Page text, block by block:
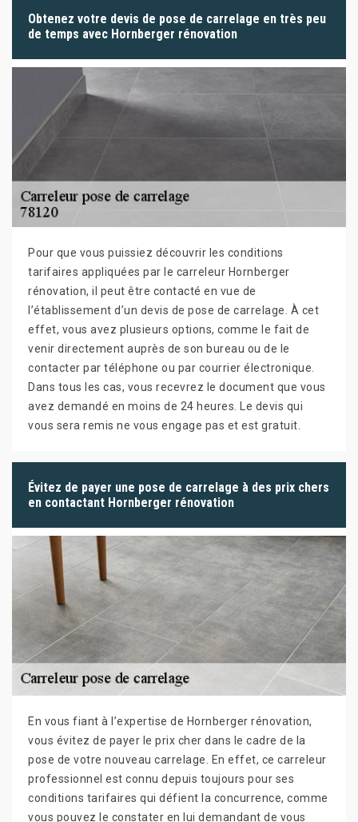
Obtenez votre devis de pose de carrelage en très peu
de temps avec Hornberger rénovation
Pour que vous puissiez découvrir les conditions
tarifaires appliquées par le carreleur Hornberger
rénovation, il peut être contacté en vue de
l’établissement d’un devis de pose de carrelage. À cet
effet, vous avez plusieurs options, comme le fait de
venir directement auprès de son bureau ou de le
contacter par téléphone ou par courrier électronique.
Dans tous les cas, vous recevrez le document que vous
avez demandé en moins de 24 heures. Le devis qui
vous sera remis ne vous engage pas et est gratuit.
Évitez de payer une pose de carrelage à des prix chers
en contactant Hornberger rénovation
En vous fiant à l’expertise de Hornberger rénovation,
vous évitez de payer le prix cher dans le cadre de la
pose de votre nouveau carrelage. En effet, ce carreleur
professionnel est connu depuis toujours pour ses
conditions tarifaires qui défient la concurrence, comme
vous pouvez le constater en lui demandant de vous